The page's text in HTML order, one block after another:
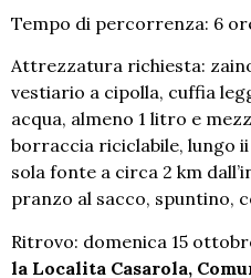
Tempo di percorrenza: 6
Attrezzatura richiesta:
vestiario a cipolla, cuffia
acqua, almeno 1 litro e
borraccia riciclabile, lungo
sola fonte a circa 2 km
pranzo al sacco, spuntino,
Ritrovo: domenica 15
la Localita Casarola,